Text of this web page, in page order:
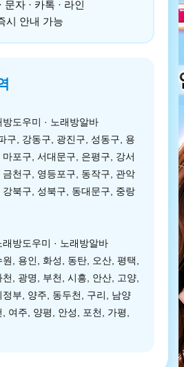
문자 · 카톡 · 라인
시 안내 가능
도우미 · 노래방알바
구, 강동구, 광진구, 성동구, 용
포구, 서대문구, 은평구, 강서
천구, 영등포구, 동작구, 관악
북구, 성북구, 동대문구, 중랑
방도우미 · 노래방알바
, 용인, 화성, 동탄, 오산, 평택,
, 광명, 부천, 시흥, 안산, 고양,
부, 양주, 동두천, 구리, 남양
여주, 양평, 안성, 포천, 가평,